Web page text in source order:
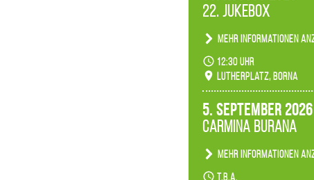
22. Jukebox
Mehr Informationen
Anlässlicher der 775-
spielen wir noch
Jukeboxprogramm
12:30 Uhr
Lutherplatz, Borna
5. September 2026
Carmina Burana
Mehr Informationen
Tanztheater der
t.b.a.